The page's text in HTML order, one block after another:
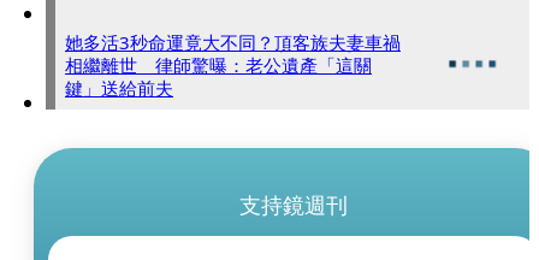
她多活3秒命運竟大不同？頂客族夫妻車禍
相繼離世 律師驚曝：老公遺產「這關
鍵」送給前夫
支持鏡週刊